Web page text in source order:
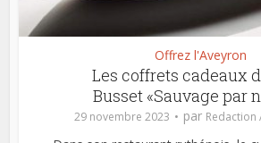
Offrez l'Aveyron
Les coffrets cadeaux
Busset «Sauvage par
29 novembre 2023 par Redaction